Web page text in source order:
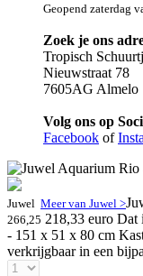
Geopend zaterdag
Zoek je ons
Tropisch
Nieuwstraat 78
7605AG Almelo
Volg ons op
Facebook of
Juwel Meer van Juwel >
266,25 218,33 euro Dat
- 151 x 51 x 80 cm
verkrijgbaar in een